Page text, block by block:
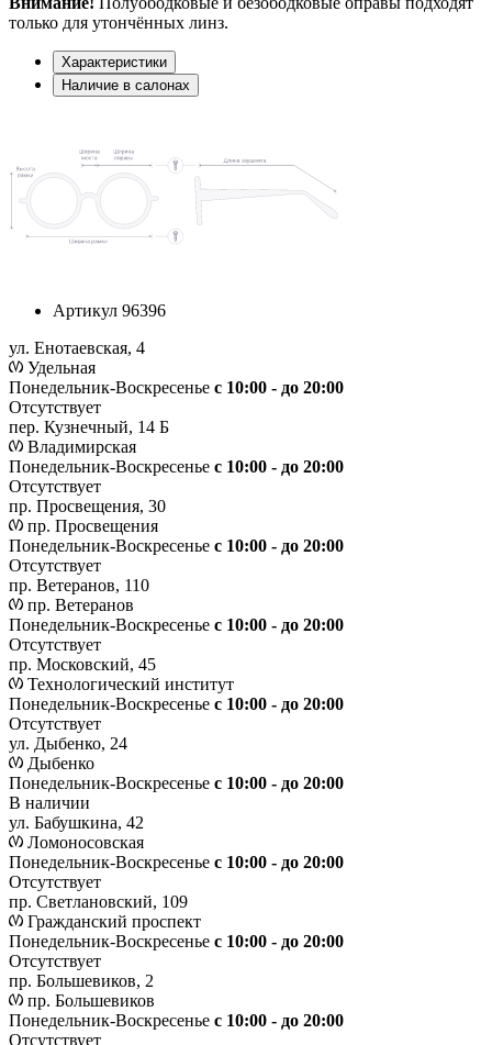
только для утончённых линз.
Характеристики
Наличие в салонах
Артикул 96396
ул. Енотаевская, 4
Удельная
Понедельник-Воскресенье с 10:00 - до 20:00
Отсутствует
пер. Кузнечный, 14 Б
Владимирская
Понедельник-Воскресенье с 10:00 - до 20:00
Отсутствует
пр. Просвещения, 30
пр. Просвещения
Понедельник-Воскресенье c 10:00 - до 20:00
Отсутствует
пр. Ветеранов, 110
пр. Ветеранов
Понедельник-Воскресенье с 10:00 - до 20:00
Отсутствует
пр. Московский, 45
Технологический институт
Понедельник-Воскресенье с 10:00 - до 20:00
Отсутствует
ул. Дыбенко, 24
Дыбенко
Понедельник-Воскресенье с 10:00 - до 20:00
В наличии
ул. Бабушкина, 42
Ломоносовская
Понедельник-Воскресенье с 10:00 - до 20:00
Отсутствует
пр. Светлановский, 109
Гражданский проспект
Понедельник-Воскресенье с 10:00 - до 20:00
Отсутствует
пр. Большевиков, 2
пр. Большевиков
Понедельник-Воскресенье с 10:00 - до 20:00
Отсутствует